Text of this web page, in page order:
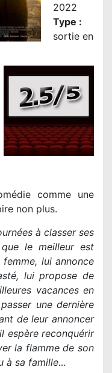
2022
Type :
sortie en
comme une
non plus.
à classer ses
le meilleur est
lui annonce
lui propose de
vacances en
une dernière
de leur annoncer
espère reconquérir
la flamme de son
à sa famille…